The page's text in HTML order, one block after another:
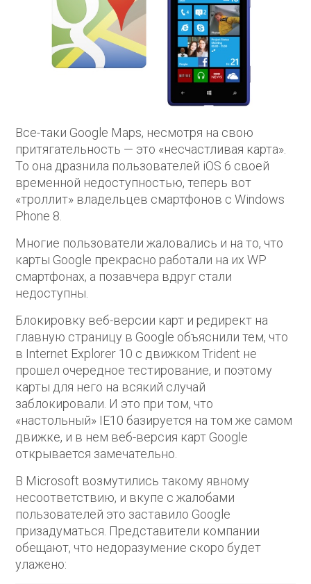
Все-таки Google Maps, несмотря на свою
притягательность — это «несчастливая карта».
То она дразнила пользователей iOS 6 своей
временной недоступностью, теперь вот
«троллит» владельцев смартфонов с Windows
Phone 8.
Многие пользователи жаловались и на то, что
карты Google прекрасно работали на их WP
смартфонах, а позавчера вдруг стали
недоступны.
Блокировку веб-версии карт и редирект на
главную страницу в Google объяснили тем, что
в Internet Explorer 10 с движком Trident не
прошел очередное тестирование, и поэтому
карты для него на всякий случай
заблокировали. И это при том, что
«настольный» IE10 базируется на том же самом
движке, и в нем веб-версия карт Google
открывается замечательно.
В Microsoft возмутились такому явному
несоответствию, и вкупе с жалобами
пользователей это заставило Google
призадуматься. Представители компании
обещают, что недоразумение скоро будет
улажено: